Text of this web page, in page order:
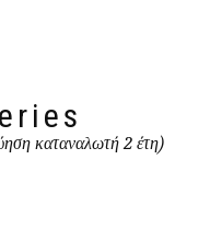
καταναλωτή 2 έτη)